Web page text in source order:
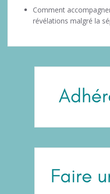
Comment
révélations malgré la